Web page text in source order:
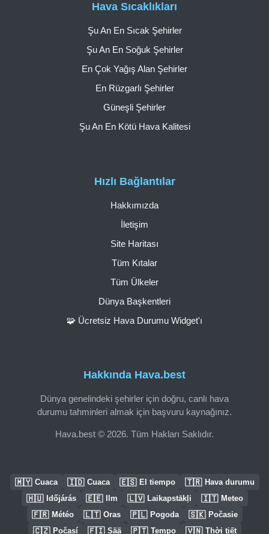
Hakkında Hava.best
Dünya genelindeki şehirler için doğru, canlı hava
durumu tahminleri almak için başvuru kaynağınız.
Hava.best © 2026. Tüm Hakları Saklıdır.
Hızlı Bağlantılar
Hakkımızda
İletişim
Site Haritası
Tüm Kıtalar
Tüm Ülkeler
Dünya Başkentleri
🧩 Ücretsiz Hava Durumu Widget'ı
Hava Sıcaklıkları
Şu An En Sıcak Şehirler
Şu An En Soğuk Şehirler
En Çok Yağış Alan Şehirler
En Rüzgarlı Şehirler
Güneşli Şehirler
Şu An En Kötü Hava Kalitesi
🇲🇾 Cuaca 🇮🇩 Cuaca 🇪🇸 El tiempo 🇹🇷 Hava durumu
🇭🇺 Időjárás 🇪🇪 Ilm 🇱🇻 Laikapstākļi 🇮🇹 Meteo
🇫🇷 Météo 🇱🇹 Oras 🇵🇱 Pogoda 🇸🇰 Počasie
🇨🇿 Počasí 🇫🇮 Sää 🇵🇹 Tempo 🇻🇳 Thời tiết